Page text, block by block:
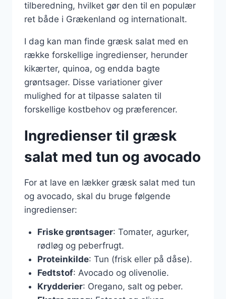
tilberedning, hvilket gør den til en populær
ret både i Grækenland og internationalt.
I dag kan man finde græsk salat med en
række forskellige ingredienser, herunder
kikærter, quinoa, og endda bagte
grøntsager. Disse variationer giver
mulighed for at tilpasse salaten til
forskellige kostbehov og præferencer.
Ingredienser til græsk
salat med tun og avocado
For at lave en lækker græsk salat med tun
og avocado, skal du bruge følgende
ingredienser:
Friske grøntsager: Tomater, agurker,
rødløg og peberfrugt.
Proteinkilde: Tun (frisk eller på dåse).
Fedtstof: Avocado og olivenolie.
Krydderier: Oregano, salt og peber.